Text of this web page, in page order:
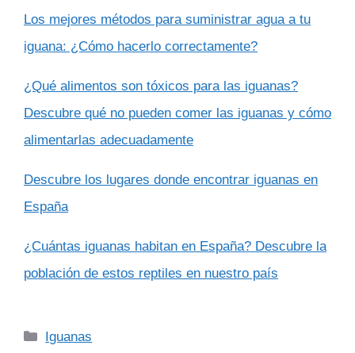
Los mejores métodos para suministrar agua a tu
iguana: ¿Cómo hacerlo correctamente?
¿Qué alimentos son tóxicos para las iguanas?
Descubre qué no pueden comer las iguanas y cómo
alimentarlas adecuadamente
Descubre los lugares donde encontrar iguanas en
España
¿Cuántas iguanas habitan en España? Descubre la
población de estos reptiles en nuestro país
Categorías
Iguanas